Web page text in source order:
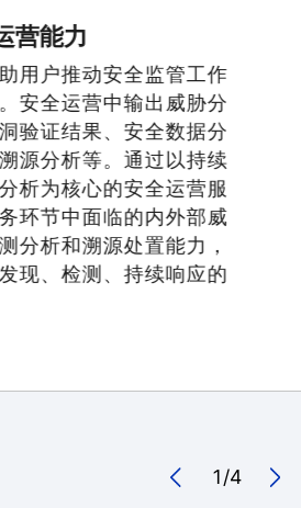
营能力
用户推动安全监管工作
安全运营中输出威胁分
验证结果、安全数据分
源分析等。通过以持续
析为核心的安全运营服
环节中面临的内外部威
分析和溯源处置能力，
现、检测、持续响应的
1/4